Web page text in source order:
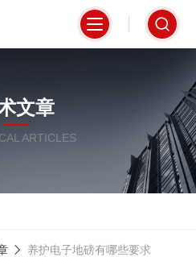
文章
ARTICLES
养护电子地磅有哪些要求